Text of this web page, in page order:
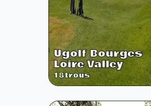
Ugolf Bourges
Loire Valley
18trous